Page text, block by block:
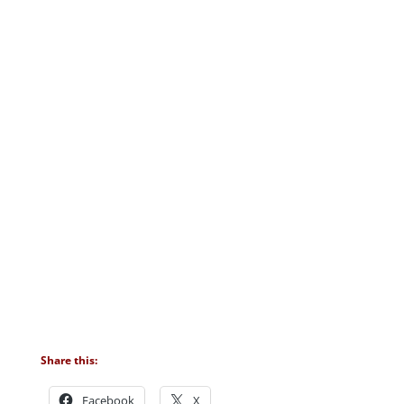
Share this:
Facebook X